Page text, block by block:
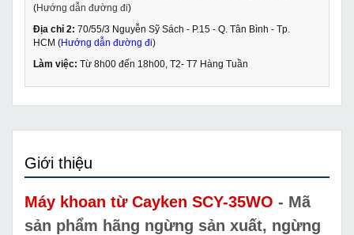
(Hướng dẫn đường đi)
Địa chỉ 2: 70/55/3 Nguyễn Sỹ Sách - P.15 - Q. Tân Bình - Tp.
HCM (Hướng dẫn đường đi)
Làm việc: Từ 8h00 đến 18h00, T2- T7 Hàng Tuần
Giới thiệu
Máy khoan từ Cayken SCY-35WO - Mã
sản phẩm hãng ngừng sản xuất, ngừng